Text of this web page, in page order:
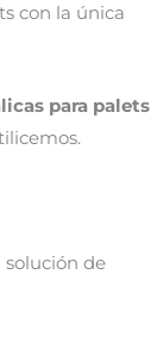
con la única
para palets
solución de